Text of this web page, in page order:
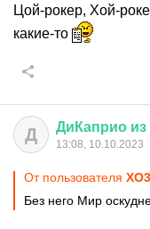
Цой-рокер, Хой-
какие-то
Д ДиКаприо из
13:08, 10.10.2023
От пользователя
Без него Мир